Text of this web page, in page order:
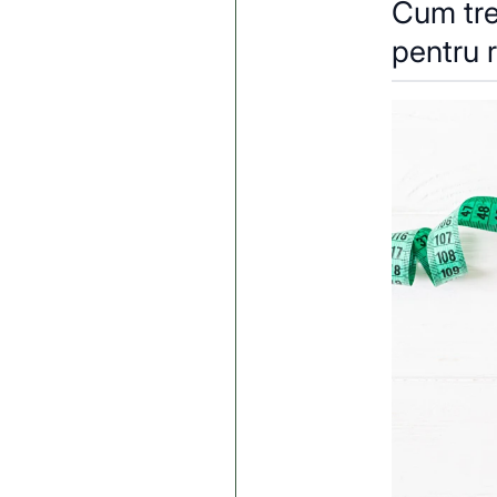
Cum
pentru